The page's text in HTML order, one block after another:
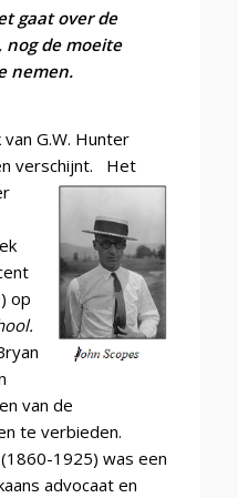
gaat over de
nog de moeite
nemen.
G.W. Hunter
verschijnt.
Het
op
van de
te verbieden.
1925) was een
advocaat en